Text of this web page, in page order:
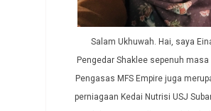
Salam Ukhuwah. Hai, saya
Pengedar Shaklee sepenuh
Pengasas MFS Empire juga
perniagaan Kedai Nutrisi USJ